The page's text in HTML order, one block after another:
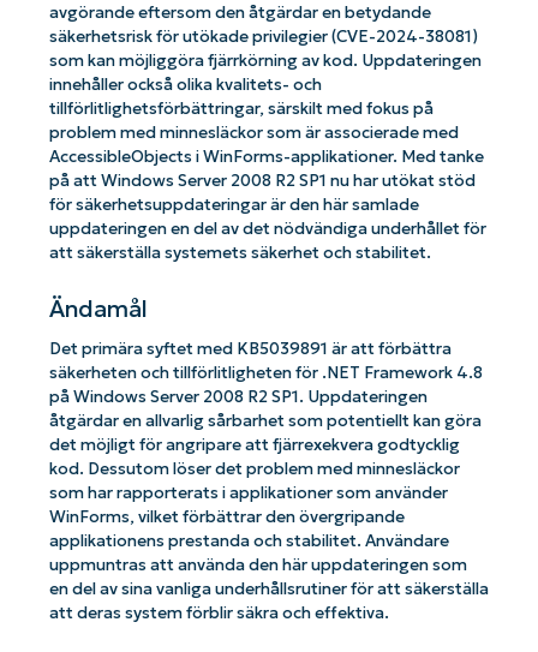
avgörande eftersom den åtgärdar en betydande
säkerhetsrisk för utökade privilegier (CVE-2024-38081)
som kan möjliggöra fjärrkörning av kod. Uppdateringen
innehåller också olika kvalitets- och
tillförlitlighetsförbättringar, särskilt med fokus på
problem med minnesläckor som är associerade med
AccessibleObjects i WinForms-applikationer. Med tanke
på att Windows Server 2008 R2 SP1 nu har utökat stöd
för säkerhetsuppdateringar är den här samlade
uppdateringen en del av det nödvändiga underhållet för
att säkerställa systemets säkerhet och stabilitet.
Ändamål
Det primära syftet med KB5039891 är att förbättra
säkerheten och tillförlitligheten för .NET Framework 4.8
på Windows Server 2008 R2 SP1. Uppdateringen
åtgärdar en allvarlig sårbarhet som potentiellt kan göra
det möjligt för angripare att fjärrexekvera godtycklig
kod. Dessutom löser det problem med minnesläckor
som har rapporterats i applikationer som använder
WinForms, vilket förbättrar den övergripande
applikationens prestanda och stabilitet. Användare
uppmuntras att använda den här uppdateringen som
en del av sina vanliga underhållsrutiner för att säkerställa
att deras system förblir säkra och effektiva.